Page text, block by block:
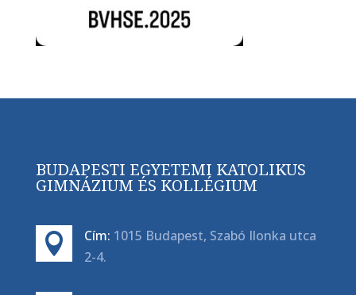
BUDAPESTI EGYETEMI KATOLIKUS
GIMNÁZIUM ÉS KOLLÉGIUM
 Cím: 1015 Budapest, Szabó Ilonka utca
2-4.